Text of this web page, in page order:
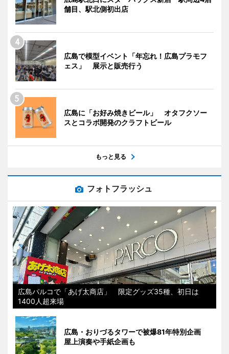
舗目、駅北側初出店
広島で模型イベント「年忘れ！広島プラモフ
ェス」 展示と販売行う
広島に「お好み焼きビール」 オタフクソー
スとコラボ開発のクラフトビール
もっと見る
フォトフラッシュ
広島パルコで「あげ太商店」 限定グッズ35種、初日は
1400人超来場
広島・おりづるタワーで被爆81年特別企画
屋上演奏や手紙企画も